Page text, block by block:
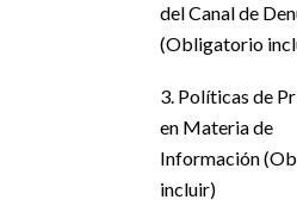
del Canal de
(Obligatorio
3. Políticas de
en Materia de
Información
incluir)